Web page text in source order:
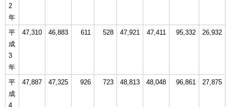
2
年
平
成
3
年
47,310 46,883 611 528 47,921 47,411 95,332 26,932
平
成
4
47,887 47,325 926 723 48,813 48,048 96,861 27,875